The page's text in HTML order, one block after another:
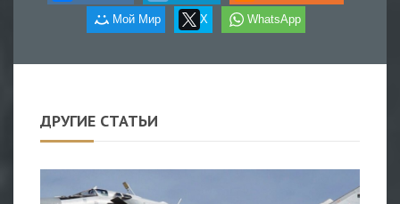
Мой Мир X WhatsApp
ДРУГИЕ СТАТЬИ